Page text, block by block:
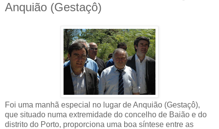
Anquião (Gestaçô)
Foi uma manhã especial no lugar de Anquião (Gestaçô),
que situado numa extremidade do concelho de Baião e do
distrito do Porto, proporciona uma boa síntese entre as